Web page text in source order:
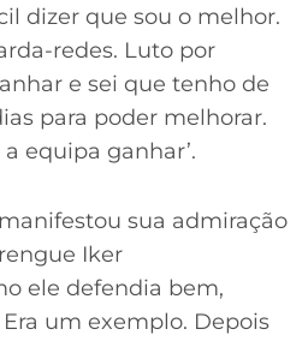
dizer que sou o melhor.
redes. Luto por
e sei que tenho de
para poder melhorar.
equipa ganhar’.
sua admiração
Iker
ele defendia bem,
um exemplo. Depois